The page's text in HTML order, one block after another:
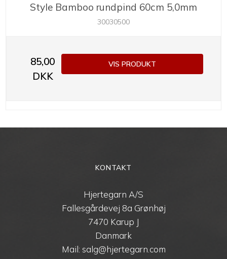
Style Bamboo rundpind 60cm 5,0mm
30030500
85,00
DKK
VIS PRODUKT
KONTAKT
Hjertegarn A/S
Fallesgårdevej 8a Grønhøj
7470 Karup J
Danmark
Mail: salg@hjertegarn.com